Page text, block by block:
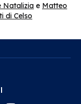
Natalizia e Matteo
di Celso